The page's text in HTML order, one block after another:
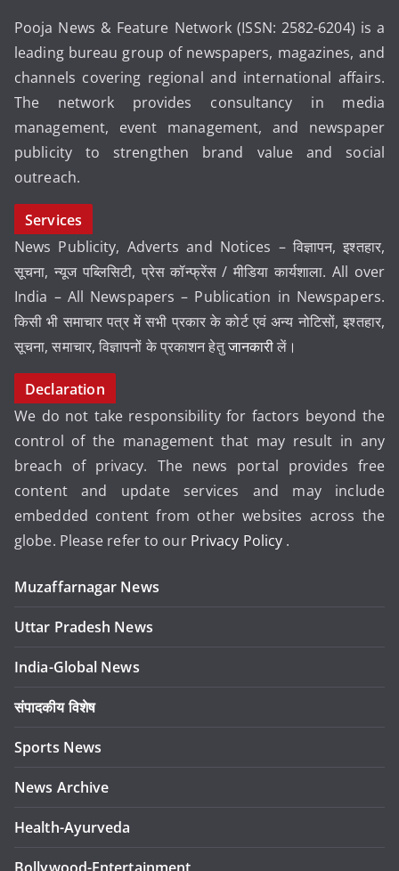
Pooja News & Feature Network (ISSN: 2582-6204) is a
leading bureau group of newspapers, magazines, and
channels covering regional and international affairs.
The network provides consultancy in media
management, event management, and newspaper
publicity to strengthen brand value and social
outreach.
Services
News Publicity, Adverts and Notices – विज्ञापन, इश्तहार,
सूचना, न्यूज पब्लिसिटी, प्रेस कॉन्फ्रेंस / मीडिया कार्यशाला. All over
India – All Newspapers – Publication in Newspapers.
किसी भी समाचार पत्र में सभी प्रकार के कोर्ट एवं अन्य नोटिसों, इश्तहार,
सूचना, समाचार, विज्ञापनों के प्रकाशन हेतुजानकारीलें।
Declaration
We do not take responsibility for factors beyond the
control of the management that may result in any
breach of privacy. The news portal provides free
content and update services and may include
embedded content from other websites across the
globe. Please refer to our Privacy Policy .
Muzaffarnagar News
Uttar Pradesh News
India-Global News
संपादकीय विशेष
Sports News
News Archive
Health-Ayurveda